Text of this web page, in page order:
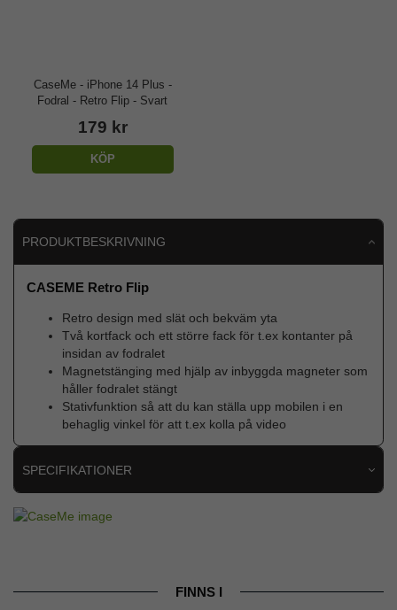
CaseMe - iPhone 14 Plus -
Fodral - Retro Flip - Svart
179 kr
KÖP
PRODUKTBESKRIVNING
CASEME Retro Flip
Retro design med slät och bekväm yta
Två kortfack och ett större fack för t.ex kontanter på
insidan av fodralet
Magnetstänging med hjälp av inbyggda magneter som
håller fodralet stängt
Stativfunktion så att du kan ställa upp mobilen i en
behaglig vinkel för att t.ex kolla på video
SPECIFIKATIONER
Kortfack, Magnetstängning, Stativfunktion
FINNS I